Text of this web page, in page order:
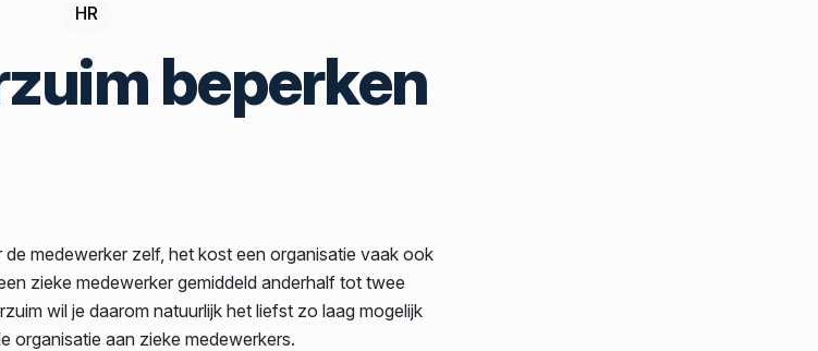
HR
beperken
medewerker zelf, het kost een organisatie vaak ook
zieke medewerker gemiddeld anderhalf tot twee
wil je daarom natuurlijk het liefst zo laag mogelijk
organisatie aan zieke medewerkers.